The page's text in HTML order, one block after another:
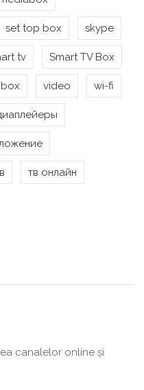
set top box skype
tv Smart TV Box
video wi-fi
тв онлайн
canalelor online și